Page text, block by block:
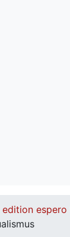
edition espero